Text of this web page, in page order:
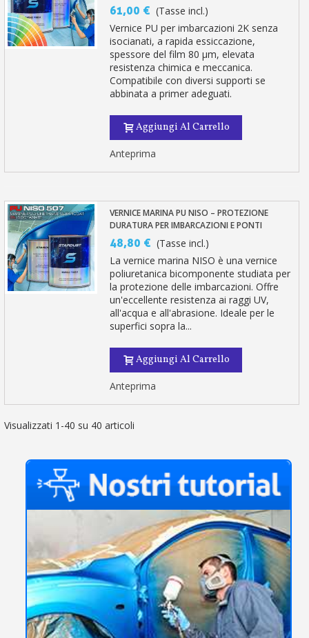
61,00 € (Tasse incl.)
Vernice PU per imbarcazioni 2K senza
isocianati, a rapida essiccazione,
spessore del film 80 µm, elevata
resistenza chimica e meccanica.
Compatibile con diversi supporti se
abbinata a primer adeguati.
Aggiungi Al Carrello
Anteprima
VERNICE MARINA PU NISO – PROTEZIONE
DURATURA PER IMBARCAZIONI E PONTI
48,80 € (Tasse incl.)
La vernice marina NISO è una vernice
poliuretanica bicomponente studiata per
la protezione delle imbarcazioni. Offre
un'eccellente resistenza ai raggi UV,
all'acqua e all'abrasione. Ideale per le
superfici sopra la...
Aggiungi Al Carrello
Anteprima
Visualizzati 1-40 su 40 articoli